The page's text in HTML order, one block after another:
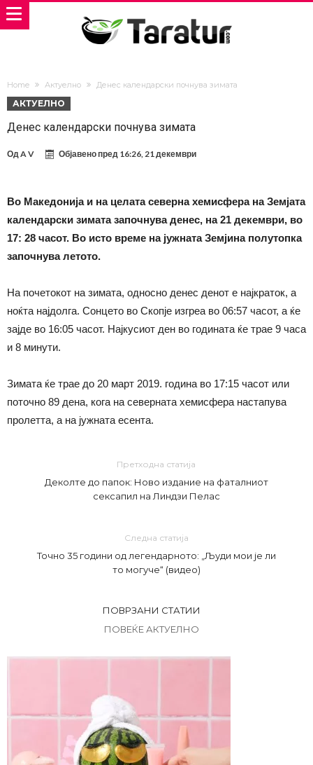
Home Актуелно Денес календарски почнува зимата
АКТУЕЛНО
Денес календарски почнува зимата
ОдA V Објавено пред 16:26, 21 декември
Во Македонија и на целата северна хемисфера на Земјата
календарски зимата започнува денес, на 21 декември, во
17: 28 часот. Во исто време на јужната Земјина полутопка
започнува летото.
На почетокот на зимата, односно денес денот е најкраток, а
ноќта најдолга. Сонцето во Скопје изгреа во 06:57 часот, а ќе
зајде во 16:05 часот. Најкусиот ден во годината ќе трае 9 часа
и 8 минути.
Зимата ќе трае до 20 март 2019. година во 17:15 часот или
поточно 89 дена, кога на северната хемисфера настапува
пролетта, а на јужната есента.
Претходна статија
Деколте до папок: Ново издание на фаталниот
сексапил на Линдзи Пелас
Следна статија
Точно 35 години од легендарното: „Људи мои је ли
то могуче“ (видео)
ПОВРЗАНИ СТАТИИ
ПОВЕЌЕ АКТУЕЛНО